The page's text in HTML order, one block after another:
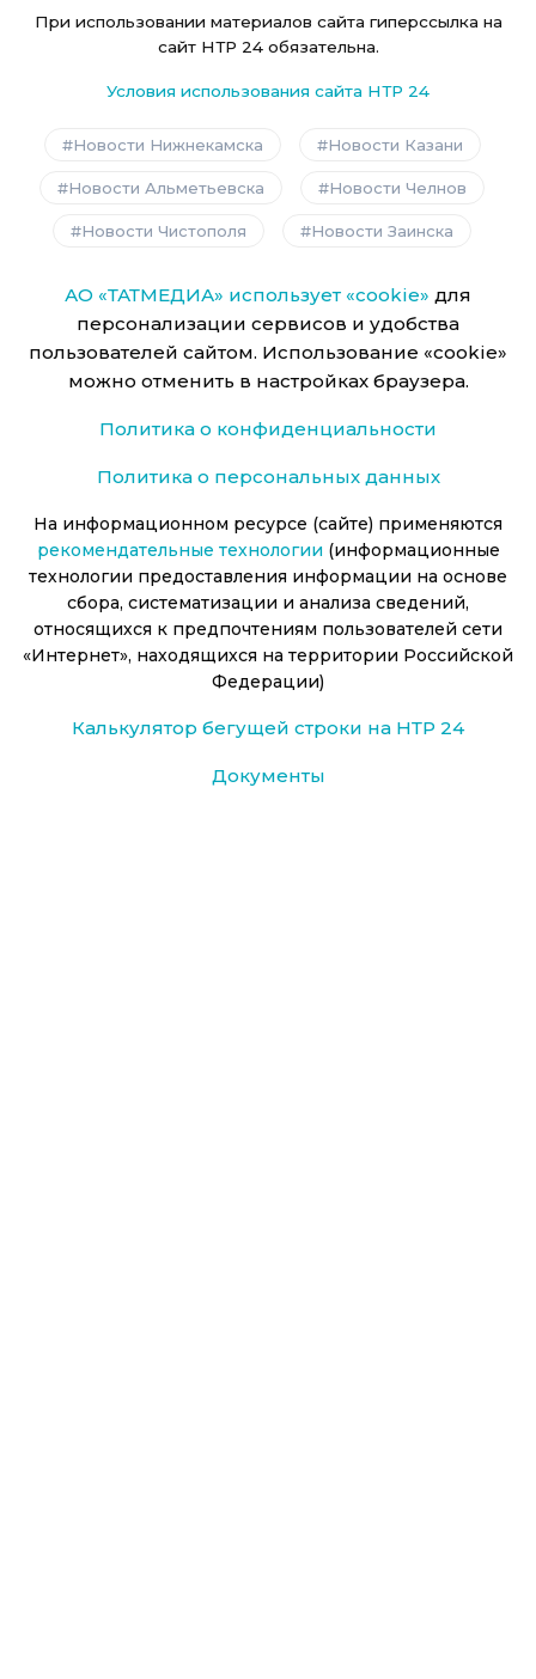
При использовании материалов сайта гиперссылка на
сайт НТР 24 обязательна.
Условия использования сайта НТР 24
Новости Нижнекамска Новости Казани
Новости Альметьевска Новости Челнов
Новости Чистополя Новости Заинска
АО «ТАТМЕДИА» использует «cookie» для
персонализации сервисов и удобства
пользователей сайтом. Использование «cookie»
можно отменить в настройках браузера.
Политика о конфиденциальности
Политика о персональных данных
На информационном ресурсе (сайте) применяются
рекомендательные технологии (информационные
технологии предоставления информации на основе
сбора, систематизации и анализа сведений,
относящихся к предпочтениям пользователей сети
«Интернет», находящихся на территории Российской
Федерации)
Калькулятор бегущей строки на НТР 24
Документы